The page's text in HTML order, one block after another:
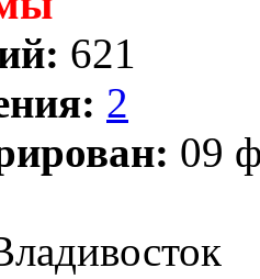
621
2
09